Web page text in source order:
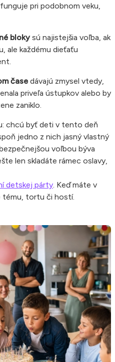
funguje pri podobnom veku,
blokysú najistejšia voľba, ak
ale každému dieťaťu
čase dávajú zmysel vtedy,
priveľa ústupkov alebo by
zaniklo.
chcú byť deti v tento deň
jedno z nich jasný vlastný
voľbou býva
len skladáte rámec oslavy,
detskej párty . Keď máte v
tortu či hostí.